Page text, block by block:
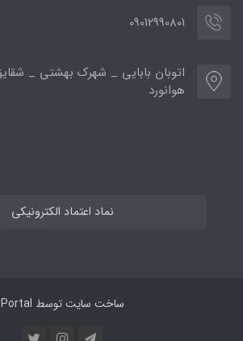
09012990801
هوانورد
نماد اعتماد الکترونیکی
ساخت سایت توسط Portal